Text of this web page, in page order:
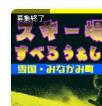
募集終了